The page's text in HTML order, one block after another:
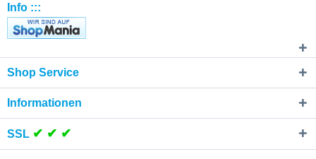
Info :::
Shop Service
Informationen
SSL ✔ ✔ ✔